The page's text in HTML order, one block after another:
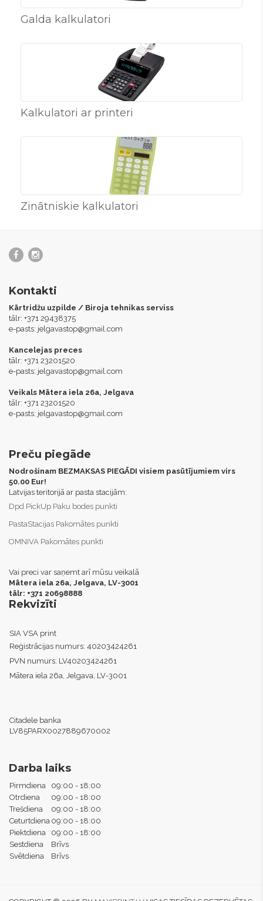
Galda kalkulatori
Kalkulatori ar printeri
Zinātniskie kalkulatori
Kontakti
Kārtridžu uzpilde / Biroja tehnikas serviss
tālr: +371 29438375
e-pasts: jelgavastop@gmail.com
Kancelejas preces
tālr: +371 23201520
e-pasts: jelgavastop@gmail.com
Veikals Mātera iela 26a, Jelgava
tālr: +371 23201520
e-pasts: jelgavastop@gmail.com
Preču piegāde
Nodrošinam BEZMAKSAS PIEGĀDI visiem pasūtījumiem virs
50.00 Eur!
Latvijas teritorijā ar pasta stacijām:
Dpd PickUp Paku bodes punkti
PastaStacijas Pakomātes punkti
OMNIVA Pakomātes punkti
Vai preci var saņemt arī mūsu veikalā
Mātera iela 26a, Jelgava, LV-3001
tālr: +371 20698888
Rekvizīti
SIA VSA print
Reģistrācijas numurs: 40203424261
PVN numurs: LV40203424261
Mātera iela 26a, Jelgava, LV-3001
Citadele banka
LV85PARX0027889670002
Darba laiks
Pirmdiena
09:00 - 18:00
Otrdiena
09:00 - 18:00
Trešdiena
09:00 - 18:00
Ceturtdiena 09:00 - 18:00
Piektdiena
09:00 - 18:00
Sestdiena
Brīvs
Svētdiena
Brīvs